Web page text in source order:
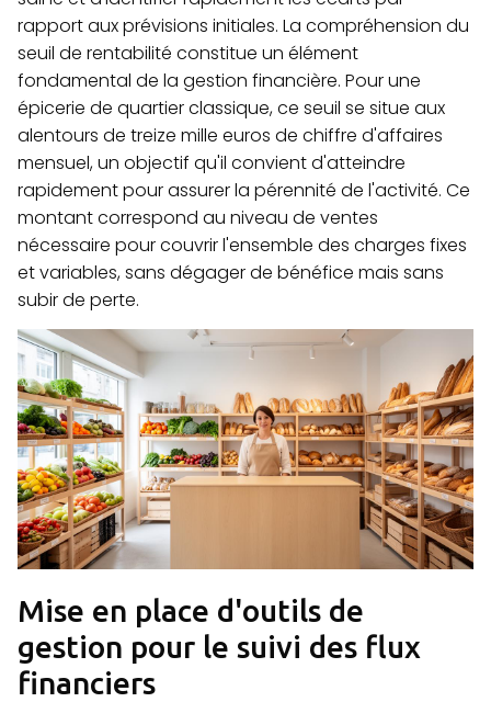
rapport aux prévisions initiales. La compréhension du
seuil de rentabilité constitue un élément
fondamental de la gestion financière. Pour une
épicerie de quartier classique, ce seuil se situe aux
alentours de treize mille euros de chiffre d'affaires
mensuel, un objectif qu'il convient d'atteindre
rapidement pour assurer la pérennité de l'activité. Ce
montant correspond au niveau de ventes
nécessaire pour couvrir l'ensemble des charges fixes
et variables, sans dégager de bénéfice mais sans
subir de perte.
Mise en place d'outils de
gestion pour le suivi des flux
financiers